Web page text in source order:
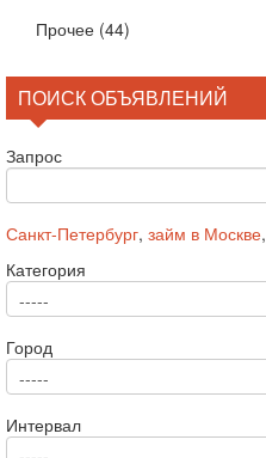
Прочее (44)
ПОИСК ОБЪЯВЛЕНИЙ
Запрос
Санкт-Петербург, займ в Москве,
Категория
Город
Интервал